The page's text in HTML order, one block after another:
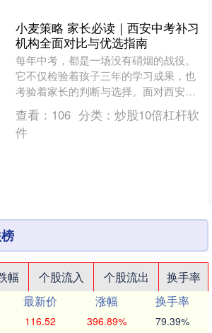
小麦策略 家长必读｜西安中考补习
机构全面对比与优选指南
每年中考，都是一场没有硝烟的战役。
它不仅检验着孩子三年的学习成果，也
考验着家长的判断与选择。面对西安众
多的中考补习机构，哪家教学更靠谱？
哪家真正能帮助孩子提升成....
查看： 106 分类： 炒股10倍杠杆软
件
幅 个股流入 个股流出
换手率
最新价 涨幅
换手率
116.52 396.89% 79.39%